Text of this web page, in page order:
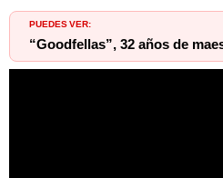
PUEDES VER:
“Goodfellas”, 32 años de